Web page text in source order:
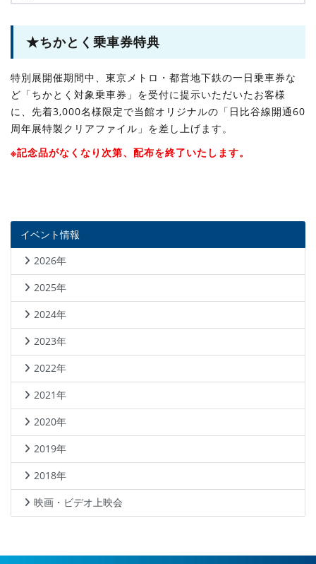
★ちかとく乗車券特典
特別展開催期間中、東京メトロ・都営地下鉄の一日乗車券な
ど「ちかとく対象乗車券」を受付に提示いただいたお客様
に、先着3,000名様限定で当館オリジナルの「日比谷線開通60
周年展特製クリアファイル」を差し上げます。
※記念品がなくなり次第、配布を終了いたします。
イベント情報
2026年
2025年
2024年
2023年
2022年
2021年
2020年
2019年
2018年
映画・ビデオ上映会